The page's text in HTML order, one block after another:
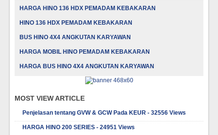
HARGA HINO 136 HDX PEMADAM KEBAKARAN
HINO 136 HDX PEMADAM KEBAKARAN
BUS HINO 4X4 ANGKUTAN KARYAWAN
HARGA MOBIL HINO PEMADAM KEBAKARAN
HARGA BUS HINO 4X4 ANGKUTAN KARYAWAN
MOST VIEW ARTICLE
Penjelasan tentang GVW & GCW Pada KEUR - 32556 Views
HARGA HINO 200 SERIES - 24951 Views